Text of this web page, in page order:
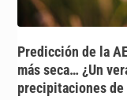
Predicción de la
más seca… ¿Un
precipitaciones de